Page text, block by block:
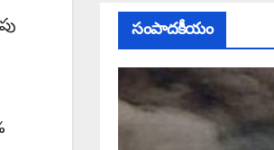
సంపాదకీయం